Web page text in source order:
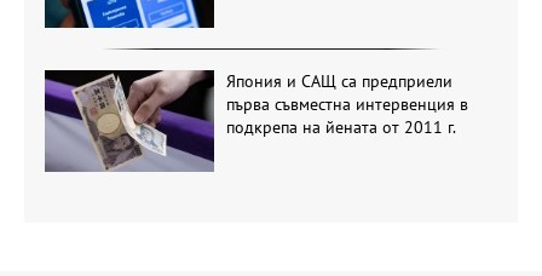
Япония и САЩ са предприели
първа съвместна интервенция в
подкрепа на йената от 2011 г.